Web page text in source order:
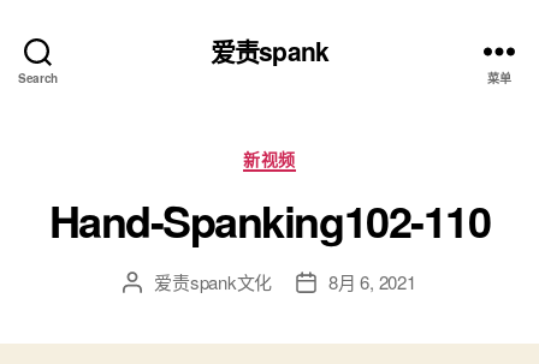
Search
爱责spank
菜单
分
类
新视频
Hand-Spanking102-110
文 爱责spank文化
发 8月 6, 2021